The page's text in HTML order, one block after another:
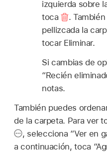
izquierda sobre
toca
.
pellizcada la
tocar Eliminar.
Si cambias de
“Recién
notas.
También puedes
de la carpeta. Para ver
, selecciona “Ver en
a continuación, toca